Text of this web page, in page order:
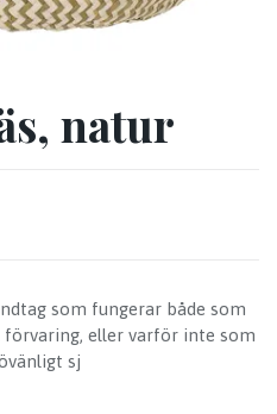
natur
som fungerar både som
eller varför inte som
sj